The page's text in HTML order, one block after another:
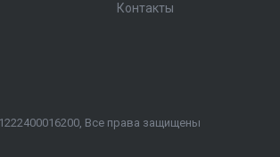
Контакты
Все права защищены